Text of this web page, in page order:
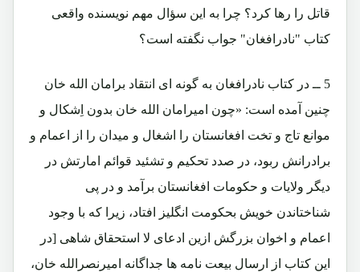
قاتل را رها کرد؟ چرا به این سؤال مهم نویسنده واقعی
کتاب "نادرافغان" جواب نگفته است؟
5 ــ در کتاب نادرافغان به گونه ای انتقاد برامان الله خان
چنین آمده است: «چون امیرامان الله خان بدون اِشکال و
موانع تاج و تخت افغانستان را اشغال و میدان را از اعمام و
برادرانش ربود، در صدد تحکیم و تشئید قوائم امارتش در
دیگر ولایات و حکومات افغانستان برآمد و در پی
شناختاندن خویش بحکومت انگلیز افتاد، زیرا که با وجود
اعمام و اخوان بزرگش ازین ادعای لا استحقاق شاهی [در
این کتاب از ارسال بیعت نامه ها جداگانه امیرنصرالله خان،